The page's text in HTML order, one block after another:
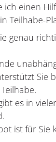
ich einen
Teilhabe-
genau
Sie
es in
ist für Sie